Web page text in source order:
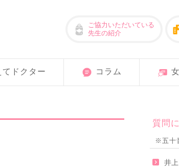
ご協力いただいている
先生の紹介
てドクター コラム
質問
※五十
井